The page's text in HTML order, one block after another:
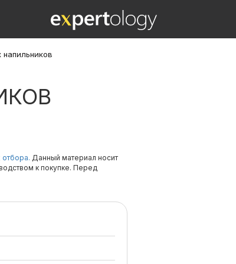
отбора. Данный материал носит
к покупке. Перед